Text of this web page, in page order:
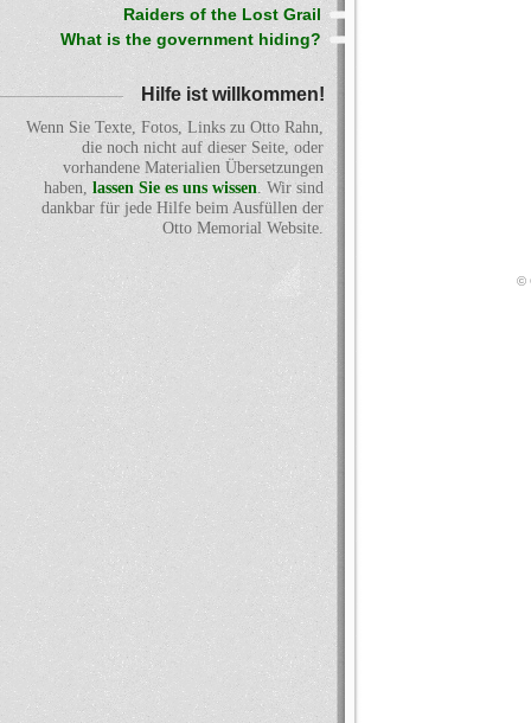
Raiders of the Lost Grail
What is the government hiding?
Hilfe ist willkommen!
Wenn Sie Texte, Fotos, Links zu Otto Rahn,
die noch nicht auf dieser Seite, oder
vorhandene Materialien Übersetzungen
haben, lassen Sie es uns wissen. Wir sind
dankbar für jede Hilfe beim Ausfüllen der
Otto Memorial Website.
©